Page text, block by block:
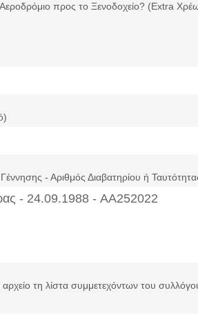
Αεροδρόμιο προς το Ξενοδοχείο? (Extra
- Αριθμός Διαβατηρίου ή
αρχείο τη λίστα συμμετεχόντων του